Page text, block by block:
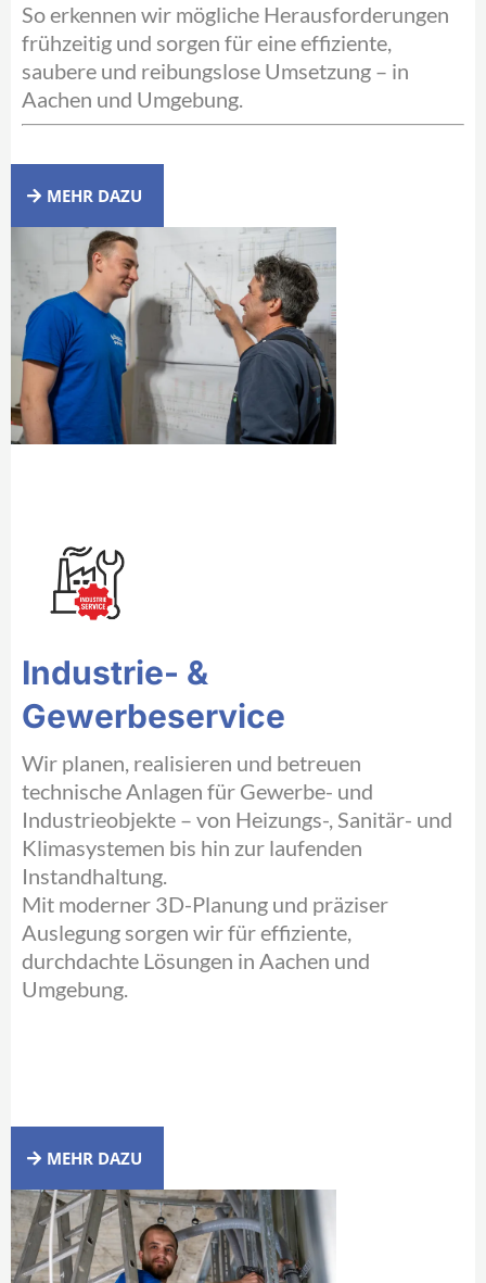
So erkennen wir mögliche Herausforderungen
frühzeitig und sorgen für eine effiziente,
saubere und reibungslose Umsetzung – in
Aachen und Umgebung.
MEHR DAZU
Industrie- &
Gewerbeservice
Wir planen, realisieren und betreuen
technische Anlagen für Gewerbe- und
Industrieobjekte – von Heizungs-, Sanitär- und
Klimasystemen bis hin zur laufenden
Instandhaltung.
Mit moderner 3D-Planung und präziser
Auslegung sorgen wir für effiziente,
durchdachte Lösungen in Aachen und
Umgebung.
MEHR DAZU